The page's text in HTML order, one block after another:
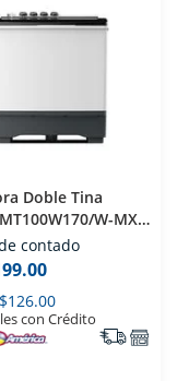
Doble Tina
W-MX
contado
$126.00
con Crédito